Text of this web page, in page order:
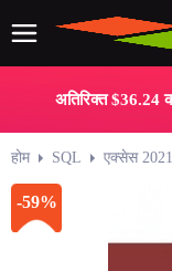
अतिरिक्त $36.24
होम SQL एक्सेस
-59%